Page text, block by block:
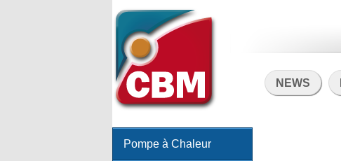
NEWS
Pompe à Chaleur